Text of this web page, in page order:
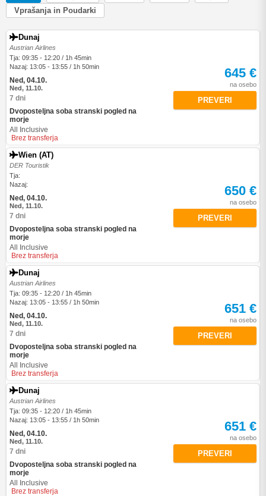
Vprašanja in Poudarki
Dunaj
Austrian Airlines
Tja: 09:35 - 12:20 / 1h 45min
Nazaj: 13:05 - 13:55 / 1h 50min
Ned, 04.10.
Ned, 11.10.
7 dni
Dvoposteljna soba stranski pogled na
morje
All Inclusive
Brez transferja
645 €
na osebo
PREVERI
Wien (AT)
DER Touristik
Tja:
Nazaj:
Ned, 04.10.
Ned, 11.10.
7 dni
Dvoposteljna soba stranski pogled na
morje
All Inclusive
Brez transferja
650 €
na osebo
PREVERI
Dunaj
Austrian Airlines
Tja: 09:35 - 12:20 / 1h 45min
Nazaj: 13:05 - 13:55 / 1h 50min
Ned, 04.10.
Ned, 11.10.
7 dni
Dvoposteljna soba stranski pogled na
morje
All Inclusive
Brez transferja
651 €
na osebo
PREVERI
Dunaj
Austrian Airlines
Tja: 09:35 - 12:20 / 1h 45min
Nazaj: 13:05 - 13:55 / 1h 50min
Ned, 04.10.
Ned, 11.10.
7 dni
Dvoposteljna soba stranski pogled na
morje
All Inclusive
Brez transferja
651 €
na osebo
PREVERI